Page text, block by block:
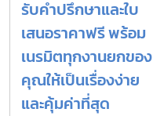
รับคำปรึกษาและใบ
เสนอราคาฟรี พร้อม
เนรมิตทุกงานยกของ
คุณให้เป็นเรื่องง่าย
และคุ้มค่าที่สุด